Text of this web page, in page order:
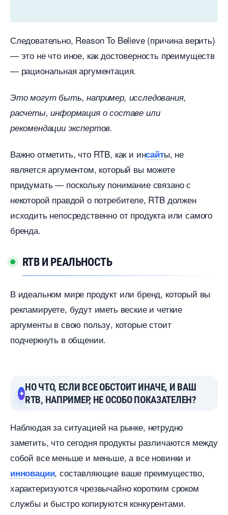
Следовательно, Reason To Believe (причина верить)
— это не что иное, как достоверность преимущест
— рациональная аргументация.
Это могут быть, например, исследования,
расчеты, информация о составе или
рекомендации экспертов.
ажно отметить, что RTB, как и инсайты, не
является аргументом, который вы можете
придумать — поскольку понимание связано с
некоторой правдой о потребителе, RTB должен
исходить непосредственно от продукта или самого
ренда.
RTB И РЕАЛЬНОСТЬ
идеальном мире продукт или бренд, который вы
рекламируете, будут иметь веские и четкие
аргументы в свою пользу, которые стоит
подчеркнуть в общении.
НО ЧТО, ЕСЛИ ВСЕ ОБСТОИТ ИНАЧЕ, И ВАШ
RTB, НАПРИМЕР, НЕ ОСОБО ПОКАЗАТЕЛЕН?
Наблюдая за ситуацией на рынке, нетрудно
заметить, что сегодня продукты различаются между
собой все меньше и меньше, а все новинки и
инновации, составляющие ваше преимущество,
характеризуются чрезвычайно коротким сроком
службы и быстро копируются конкурентами.